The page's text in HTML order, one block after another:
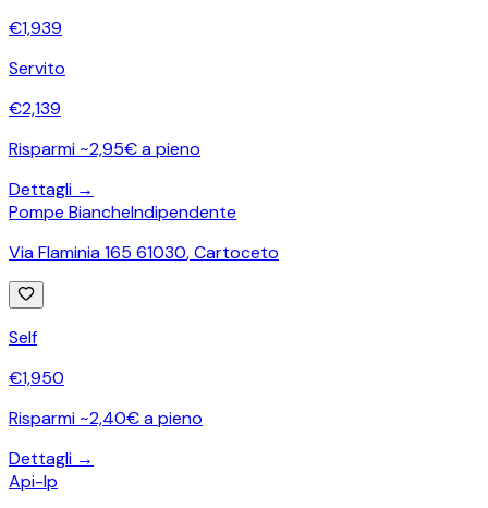
€1,939
Servito
€2,139
Risparmi ~2,95€ a pieno
Dettagli →
Pompe BiancheIndipendente
Via Flaminia 165 61030,Cartoceto
Self
€1,950
Risparmi ~2,40€ a pieno
Dettagli →
Api-Ip